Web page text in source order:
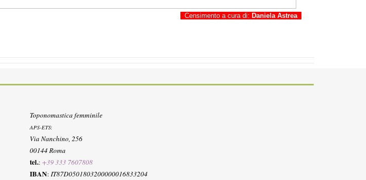
Censimento a cura di: Daniela Astrea
Toponomastica femminile
APS-ETS:
Via Nanchino, 256
00144 Roma
tel.: +39 333 7607808
IBAN: IT87D0501803200000016833204